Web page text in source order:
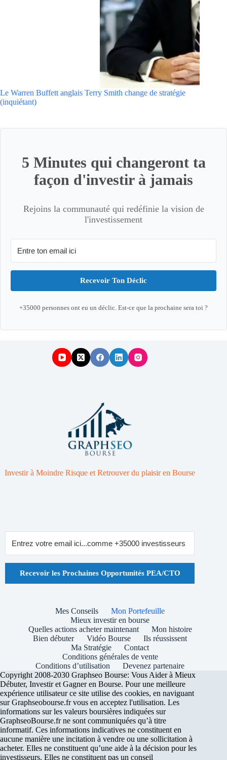
Le Warren Buffett anglais Terry Smith change de stratégie
(inquiétant)
5 Minutes qui changeront ta
façon d'investir à jamais
Rejoins la communauté qui redéfinie la vision de
l'investissement
Recevoir Ton Déclic
+35000 personnes ont eu un déclic. Est-ce que la prochaine sera toi ?
Investir à Moindre Risque et Retrouver du plaisir en Bourse
Recevoir les Prochaines Opportunités PEA/CTO
Mes Conseils
Mon Portefeuille
Mieux investir en bourse
Quelles actions acheter maintenant
Mon histoire
Bien débuter
Vidéo Bourse
Ils réussissent
Ma Stratégie
Contact
Conditions générales de vente
Conditions d’utilisation
Devenez partenaire
Copyright 2008-2030 Graphseo Bourse: Vous Aider à Mieux
Débuter, Investir et Gagner en Bourse. Pour une meilleure
expérience utilisateur ce site utilise des cookies, en naviguant
sur Graphseobourse.fr vous en acceptez l'utilisation. Les
informations sur les valeurs boursières indiquées sur
GraphseoBourse.fr ne sont communiquées qu’à titre
informatif. Ces informations indicatives ne constituent en
aucune manière une incitation à vendre ou une sollicitation à
acheter. Elles ne constituent qu’une aide à la décision pour les
investisseurs. Elles ne constituent pas un conseil